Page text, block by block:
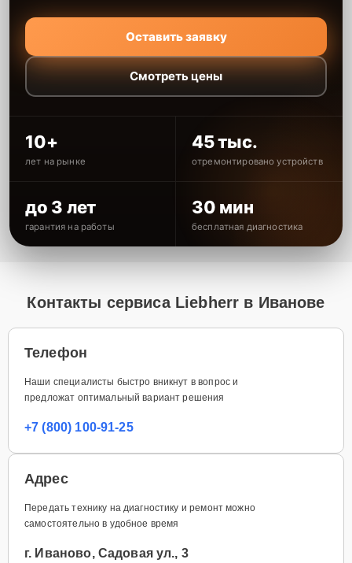
Оставить заявку
Смотреть цены
10+
лет на рынке
45 тыс.
отремонтировано устройств
до 3 лет
гарантия на работы
30 мин
бесплатная диагностика
Контакты сервиса Liebherr в Иванове
Телефон
Наши специалисты быстро вникнут в вопрос и
предложат оптимальный вариант решения
+7 (800) 100-91-25
Адрес
Передать технику на диагностику и ремонт можно
самостоятельно в удобное время
г. Иваново, Садовая ул., 3